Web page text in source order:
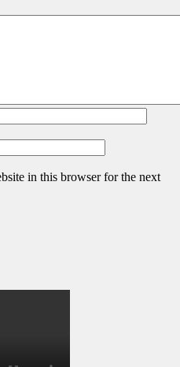
in this browser for the next